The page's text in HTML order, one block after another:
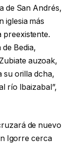
de San Andrés,
iglesia más
preexistente.
Bedia,
auzoak,
su orilla dcha,
río Ibaizabal”,
de nuevo
Igorre cerca